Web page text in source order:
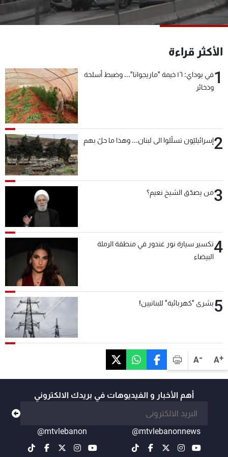
A+
A-
الأكثر قراءة
1
في بوداي: ١٦ خيمة "ماريجوانا"... وضبط أسلحة
وذخائر
2إسرائيليّون تسلّلوا الى لبنان... وهذا ما حلّ بهم
3من يصدّق الشيخ نعيم؟
4تكسير سيارة نور غندور في منطقة الرملة
البيضاء
5بشرى "كهربائية" للبنانيين!
أهم الأخبار و الفيديوهات في بريدك الالكتروني
@mtvlebanonnews
@mtvlebanon
شاهد البرامج
الترددات
عن MTV
لاعلاناتكم
تواصل معنا
شروط الإسـتخدام
سياسة الخصوصية